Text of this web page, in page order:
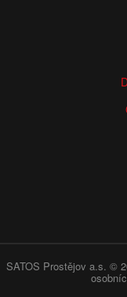
SATOS Prostějov a.s. ©